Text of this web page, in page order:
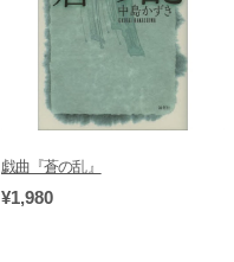
戯曲『蒼の乱』
¥1,980